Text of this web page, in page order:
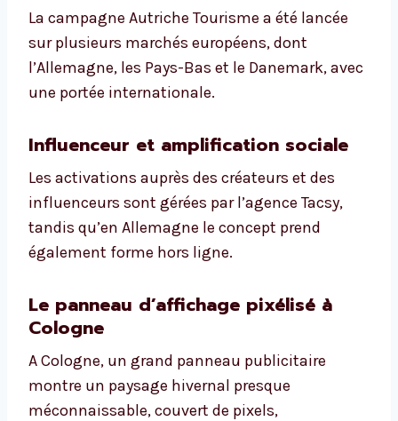
La campagne Autriche Tourisme a été lancée
sur plusieurs marchés européens, dont
l’Allemagne, les Pays-Bas et le Danemark, avec
une portée internationale.
Influenceur et amplification sociale
Les activations auprès des créateurs et des
influenceurs sont gérées par l’agence Tacsy,
tandis qu’en Allemagne le concept prend
également forme hors ligne.
Le panneau d’affichage pixélisé à
Cologne
A Cologne, un grand panneau publicitaire
montre un paysage hivernal presque
méconnaissable, couvert de pixels,